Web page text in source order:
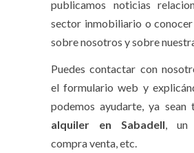
publicamos noticias
sector inmobiliario o
sobre nosotros y sobre
Puedes contactar con
el formulario web y
podemos ayudarte, ya sean
alquiler en Sabadell, un
compra venta, etc.